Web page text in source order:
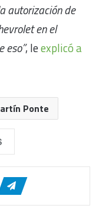
autorización de
en el
eso”, leexplicó a
Ponte